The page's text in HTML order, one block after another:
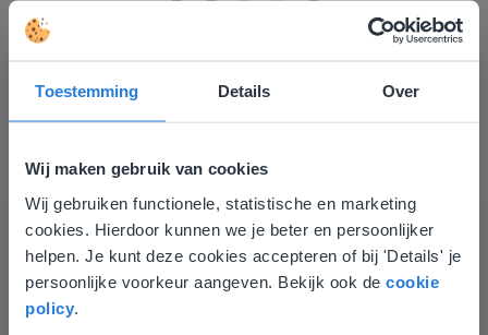
Toestemming Details Over
Wij maken gebruik van cookies
Wij gebruiken functionele, statistische en marketing
cookies. Hierdoor kunnen we je beter en persoonlijker
helpen. Je kunt deze cookies accepteren of bij 'Details' je
persoonlijke voorkeur aangeven. Bekijk ook de cookie
policy
Ontdek meer
Groep 8, Blok 9, Week 3, Les 11
Deze website komt niet
overeen met je locatie
Gezien je locatie, denken we dat je misschien
liever naar de website voor English gaat. Hier